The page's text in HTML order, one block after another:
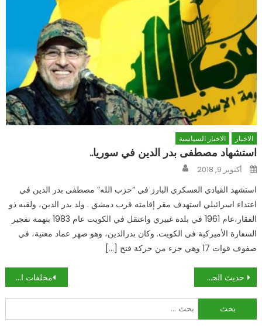
الاخبار الاخبار السياسية
استشهاد مصطفى بدر الدين في سوريا..
Posted
onأكتوبر 9, 2018
استشهد القيادي العسكري البارز في “حزب الله” مصطفى بدر الدين في
اعتداء اسرائيلي استهدف مقر إقامته قرب دمشق . ولد بدر الدين، ولقبه ذو
الفقار،عام 1961 في بلدة غبيري واعتقل في الكويت عام 1983 بتهمة تفجير
السفارة الأميركية في الكويت. وكان بدرالدين، وهو صهر عماد مغنية، في
صفوف قوات 17 وهي جزء من حركة فتح […]
تصفّح
المقالات
مخلفات الاختبارات النووية تصل إلى أعمق بقعة في المحيط! حديث الحرب على ايران: بلادنا ليست خارج المعركة
البحث
عن: